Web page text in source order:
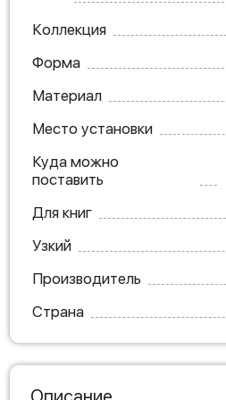
Коллекция
Форма
Материал
Место установки
Куда можно
поставить
Для книг
Узкий
Производитель
Страна